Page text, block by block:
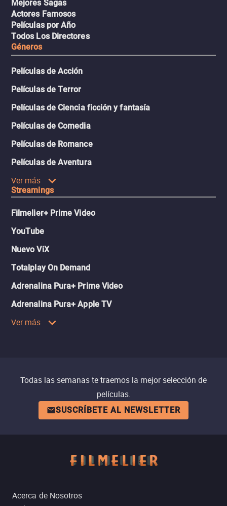
Mejores Sagas
Actores Famosos
Películas por Año
Todos Los Directores
Géneros
Películas de Acción
Películas de Terror
Películas de Ciencia ficción y fantasía
Películas de Comedia
Películas de Romance
Películas de Aventura
Ver más
Streamings
Filmelier+ Prime Video
YouTube
Nuevo ViX
Totalplay On Demand
Adrenalina Pura+ Prime Video
Adrenalina Pura+ Apple TV
Ver más
Todas las semanas te traemos la mejor selección de
películas.
SUSCRÍBETE AL NEWSLETTER
Acerca de Nosotros